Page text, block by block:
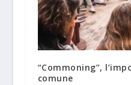
“Commoning”,
comune